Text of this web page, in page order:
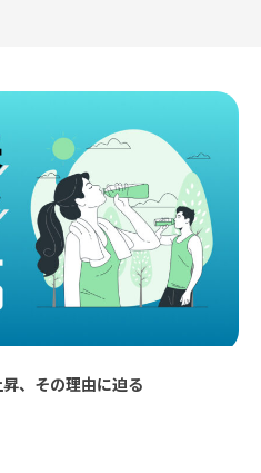
、その理由に迫る